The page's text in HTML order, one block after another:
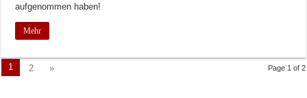
aufgenommen haben!
Mehr
Page 1 of 2
1 2 »